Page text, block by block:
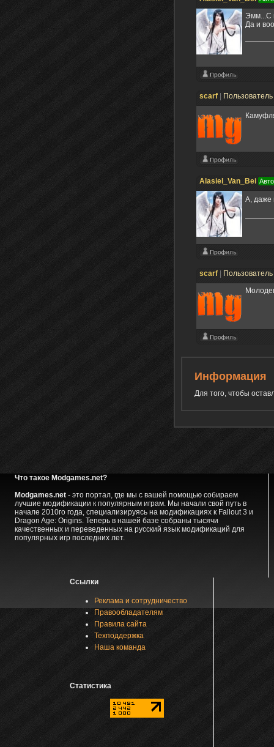
Эмм...С
Да и
scarf Пользователь
Alasiel_Van_Bei
А, даже
scarf
Пользователь
Информация
Для того, чтобы
Что такое Modgames.net?
Modgames.net- это портал, где мы с вашей помощью собираем
лучшие модификации к популярным играм. Мы начали свой путь в
начале 2010го года, специализируясь на модификациях к Fallout 3 и
Dragon Age: Origins. Теперь в нашей базе собраны тысячи
качественных и переведенных на русский язык модификаций для
популярных игр последних лет.
Ссылки
Реклама и сотрудничество
Правообладателям
Правила сайта
Техподдержка
Наша команда
Статистика